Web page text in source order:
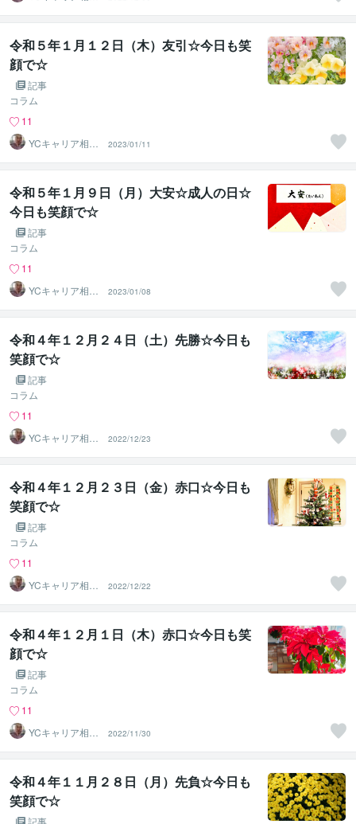
令和５年１月１２日（木）友引☆今日も笑
顔で☆
記事
コラム
11
YCキャリア相談
2023/01/11
令和５年１月９日（月）大安☆成人の日☆
今日も笑顔で☆
記事
コラム
11
YCキャリア相談
2023/01/08
令和４年１２月２４日（土）先勝☆今日も
笑顔で☆
記事
コラム
11
YCキャリア相談
2022/12/23
令和４年１２月２３日（金）赤口☆今日も
笑顔で☆
記事
コラム
11
YCキャリア相談
2022/12/22
令和４年１２月１日（木）赤口☆今日も笑
顔で☆
記事
コラム
11
YCキャリア相談
2022/11/30
令和４年１１月２８日（月）先負☆今日も
笑顔で☆
記事